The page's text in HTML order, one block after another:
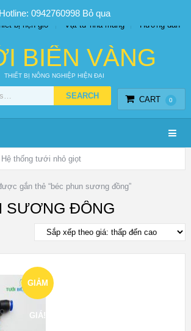
GIÁ TỐT Bộ KIT tưới
bị hẹn giờ Vật tư nhà màng Hướng dẫn
BIỂN VÀNG
THIẾT BỊ NÔNG NGHIỆP HIỆN ĐẠI
CART 0
Hệ thống tưới nhỏ giọt
gắn thẻ “béc phun sương đồng”
SƯƠNG ĐỒNG
GIẢM
GIÁ!
Hotline: 0942760998 Bỏ qua